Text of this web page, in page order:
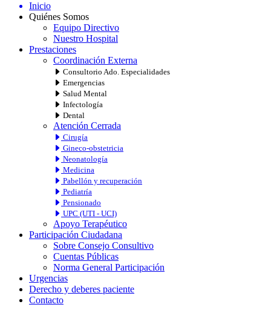
Inicio
Quiénes Somos
Equipo Directivo
Nuestro Hospital
Prestaciones
Coordinación Externa
Consultorio Ado. Especialidades
Emergencias
Salud Mental
Infectología
Dental
Atención Cerrada
Cirugía
Gineco-obstetricia
Neonatología
Medicina
Pabellón y recuperación
Pediatría
Pensionado
UPC (UTI - UCI)
Apoyo Terapéutico
Participación Ciudadana
Sobre Consejo Consultivo
Cuentas Públicas
Norma General Participación
Urgencias
Derecho y deberes paciente
Contacto